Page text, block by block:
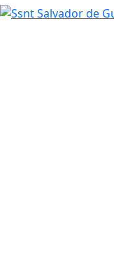
Ssnt Salvador de